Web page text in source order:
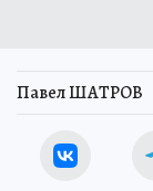
Павел ШАТРОВ